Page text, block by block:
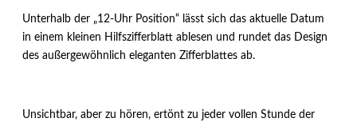
Unterhalb der „12-Uhr Position“ lässt sich das aktuelle Datum
in einem kleinen Hilfszifferblatt ablesen und rundet das Design
des außergewöhnlich eleganten Zifferblattes ab.
Unsichtbar, aber zu hören, ertönt zu jeder vollen Stunde der